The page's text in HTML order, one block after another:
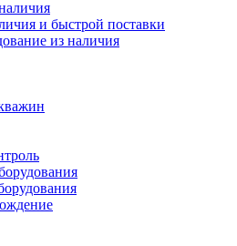
и быстрой поставки